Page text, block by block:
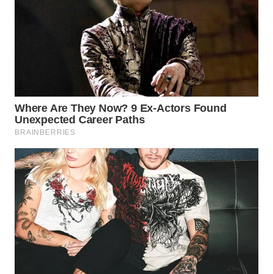
WN
INDRAMAYU
WN
KUNINGAN
WN
MAJALENGKA
WN
SUBANG